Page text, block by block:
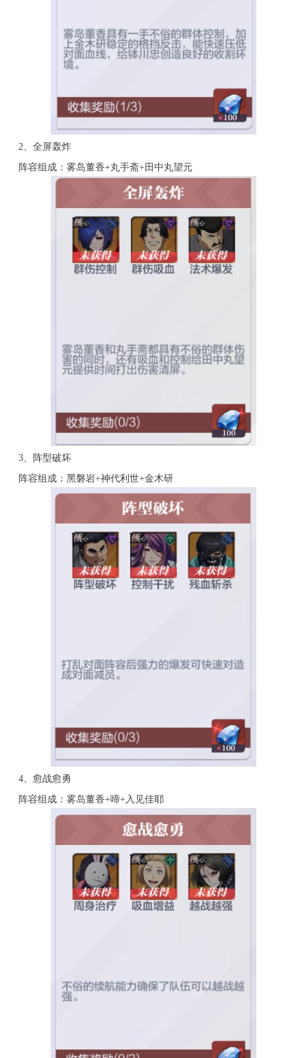
2、全屏轰炸
阵容组成：雾岛董香+丸手斋+田中丸望元
3、阵型破坏
阵容组成：黑磐岩+神代利世+金木研
4、愈战愈勇
阵容组成：雾岛董香+啼+入见佳耶